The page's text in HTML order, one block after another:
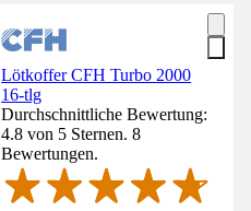
Lötkoffer CFH Turbo 2000
16-tlg
Durchschnittliche Bewertung:
4.8 von 5 Sternen. 8
Bewertungen.